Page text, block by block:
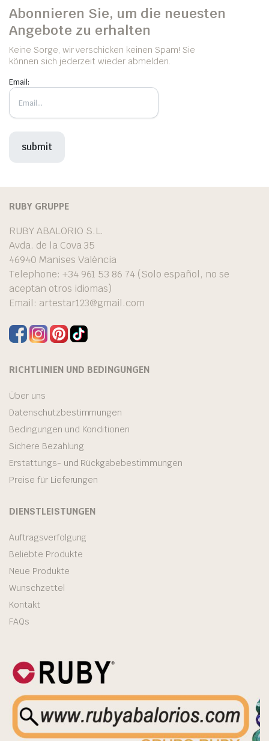
Abonnieren Sie, um die neuesten
Angebote zu erhalten
Keine Sorge, wir verschicken keinen Spam! Sie
können sich jederzeit wieder abmelden.
Email:
RUBY GRUPPE
RUBY ABALORIO S.L.
Avda. de la Cova 35
46940 Manises València
Telephone: +34 961 53 86 74 (Solo español, no se
aceptan otros idiomas)
Email: artestar123@gmail.com
RICHTLINIEN UND BEDINGUNGEN
Über uns
Datenschutzbestimmungen
Bedingungen und Konditionen
Sichere Bezahlung
Erstattungs- und Rückgabebestimmungen
Preise für Lieferungen
DIENSTLEISTUNGEN
Auftragsverfolgung
Beliebte Produkte
Neue Produkte
Wunschzettel
Kontakt
FAQs